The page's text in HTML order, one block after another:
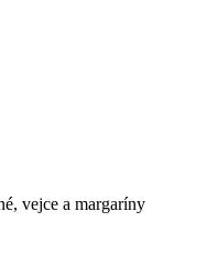
vejce a margaríny